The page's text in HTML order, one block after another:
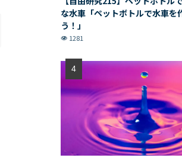
な水車「ペットボトルで水車を
う！」
1281